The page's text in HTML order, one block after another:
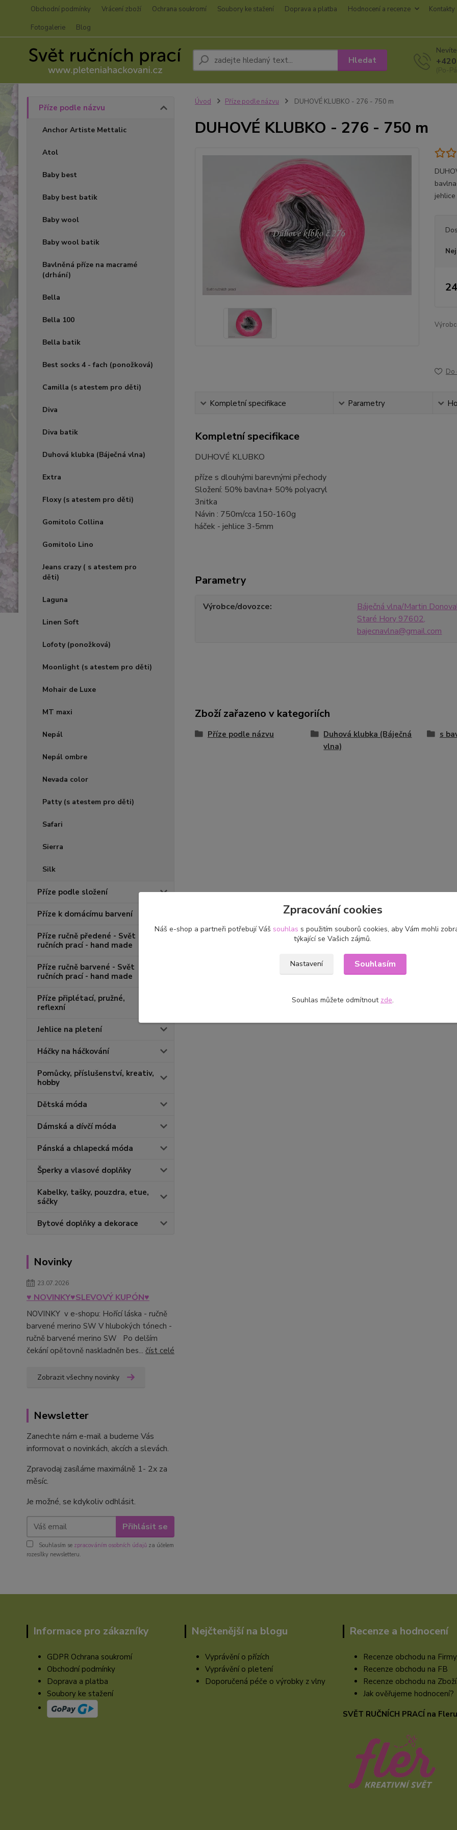
Obchodní podmínky Vrácení zboží Ochrana soukromí Soubory ke stažení Doprava a platba Hodnocení a recenze
Kontakty
Fotogalerie
Blog
Hledat
(Po-
Příze podle názvu
Anchor Artiste Mettalic
Atol
Baby best
Baby best batik
Baby wool
Baby wool batik
Bavlněná příze na macramé
(drhání)
Bella
Bella 100
Bella batik
Best socks 4 - fach (ponožková)
Camilla (s atestem pro děti)
Diva
Diva batik
Duhová klubka (Báječná vlna)
Extra
Floxy (s atestem pro děti)
Gomitolo Collina
Gomitolo Lino
Jeans crazy ( s atestem pro
děti)
Laguna
Linen Soft
Lofoty (ponožková)
Moonlight (s atestem pro děti)
Mohair de Luxe
MT maxi
Nepál
Nepál ombre
Nevada color
Patty (s atestem pro děti)
Safari
Sierra
Silk
Příze podle složení
Příze k domácímu barvení
Příze ručně předené - Svět
ručních prací - hand made
Příze ručně barvené - Svět
ručních prací - hand made
Příze připlétací, pružné,
reflexní
Jehlice na pletení
Háčky na háčkování
Pomůcky, příslušenství, kreativ,
hobby
Dětská móda
Dámská a dívčí móda
Pánská a chlapecká móda
Šperky a vlasové doplňky
Kabelky, tašky, pouzdra, etue,
sáčky
Bytové doplňky a dekorace
Novinky
23.07.2026
♥ NOVINKY♥SLEVOVÝ KUPÓN♥
NOVINKY v e-shopu: Hořící láska - ručně
barvené merino SW V hlubokých tónech -
ručně barvené merino SW Po delším
čekání opětovně naskladněn bes... číst celé
Zobrazit všechny novinky
Newsletter
Zanechte nám e-mail a budeme Vás
informovat o novinkách, akcích a slevách.
Zpravodaj zasíláme maximálně 1- 2x za
měsíc.
Je možné, se kdykoliv odhlásit.
Přihlásit se
Souhlasím se zpracováním osobních údajů za účelem
rozesílky newsletteru.
Úvod Příze podle názvu DUHOVÉ KLUBKO - 276 - 750 m
DUHOVÉ KLUBKO - 276 - 750 m
Do
Kompletní specifikace Parametry
Kompletní specifikace
DUHOVÉ KLUBKO
příze s dlouhými barevnými přechody
Složení: 50% bavlna+ 50% polyacryl
3nitka
Návin : 750m/cca 150-160g
háček - jehlice 3-5mm
Parametry
Výrobce/dovozce
Báječná vlna/Martin
Staré Hory 97602,
bajecnavlna@gmail.com
Zboží zařazeno v kategoriích
Příze podle názvu
Duhová klubka (Báječná
vlna)
s
Informace pro zákazníky
GDPR Ochrana soukromí
Obchodní podmínky
Doprava a platba
Soubory ke stažení
Nejčtenější na blogu
Vyprávění o přízích
Vyprávění o pletení
Doporučená péče o výrobky z vlny
Recenze a hodnocení
Recenze obchodu na
Recenze obchodu na FB
Recenze obchodu na
Jak ověřujeme hodnocení?
SVĚT RUČNÍCH PRACÍ na Fleru
Zpracování cookies
Náš e-shop a partneři potřebují Váš souhlas s použitím souborů cookies, aby Vám mohli
týkající se Vašich zájmů.
Nastavení Souhlasím
Souhlas můžete odmítnout zde.